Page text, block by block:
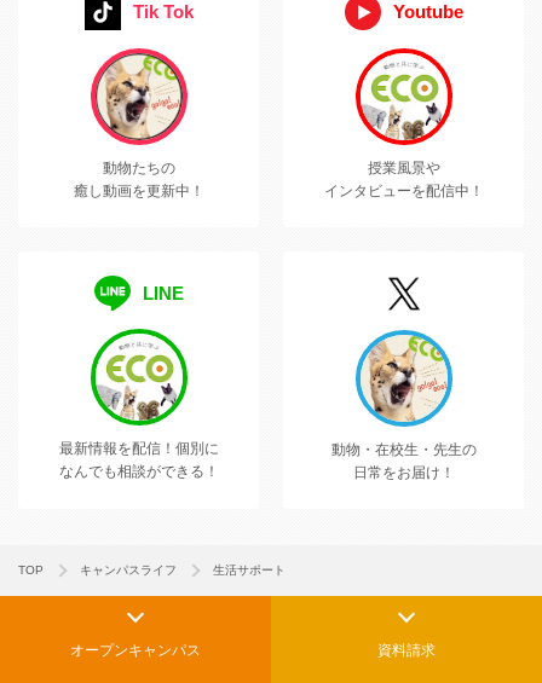
Tik Tok
動物たちの
癒し動画を更新中！
Youtube
授業風景や
インタビューを配信中！
LINE
最新情報を配信！ 個別に
なんでも相談ができる！
動物・在校生・先生の
日常をお届け！
TOP キャンパスライフ 生活サポート
オープンキャンパス 資料請求